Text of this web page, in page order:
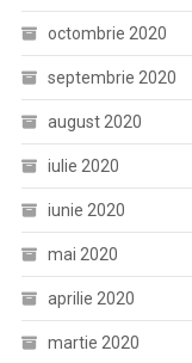
octombrie 2020
septembrie 2020
august 2020
iulie 2020
iunie 2020
mai 2020
aprilie 2020
martie 2020